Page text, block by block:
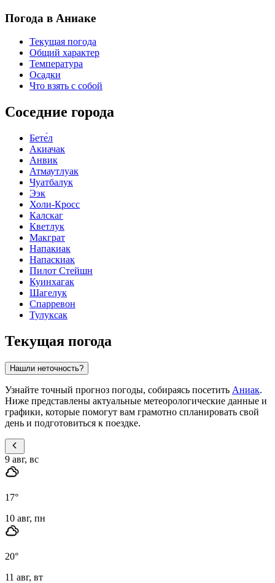
Погода в Аниаке
Текущая погода
Общий характер
Температура
Осадки
Что взять с собой
Соседние города
Бете́л
Акиачак
Анвик
Атмаутлуак
Чуатбалук
Ээк
Холи-Кросс
Калскаг
Кветлук
Макграт
Напакиак
Напаскиак
Пилот Стейшн
Куинхагак
Шагелук
Спарревон
Тулуксак
Текущая погода
Нашли неточность?
Узнайте точный прогноз погоды, собираясь посетить Аниак.
Ниже представлены актуальные метеорологические данные и
графики, которые помогут вам грамотно спланировать свой
день и подготовиться к поездке.
9 авг, вс
17°
10 авг, пн
20°
11 авг, вт